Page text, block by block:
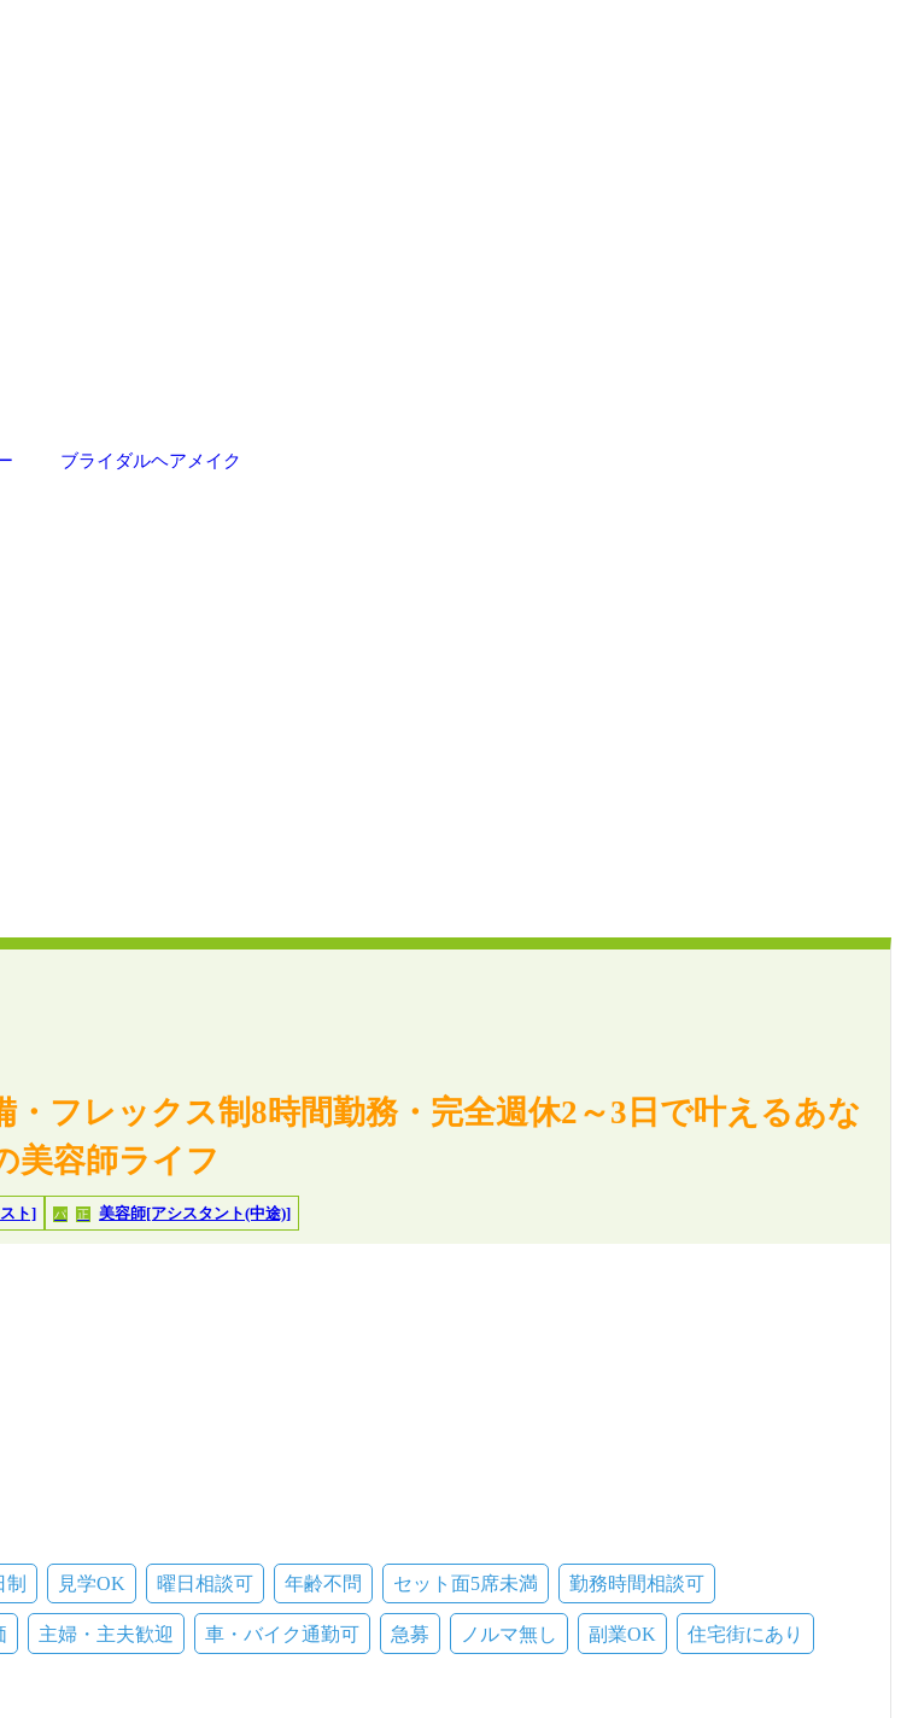
ブライダルヘアメイク
フレックス制8時間勤務・完全週休2～3日で叶えるあな
美容師ライフ
ト] パ 正 美容師[アシスタント(中途)]
制 見学OK 曜日相談可 年齢不問 セット面5席未満 勤務時間相談可
主婦・主夫歓迎 車・バイク通勤可 急募 ノルマ無し 副業OK 住宅街にあり